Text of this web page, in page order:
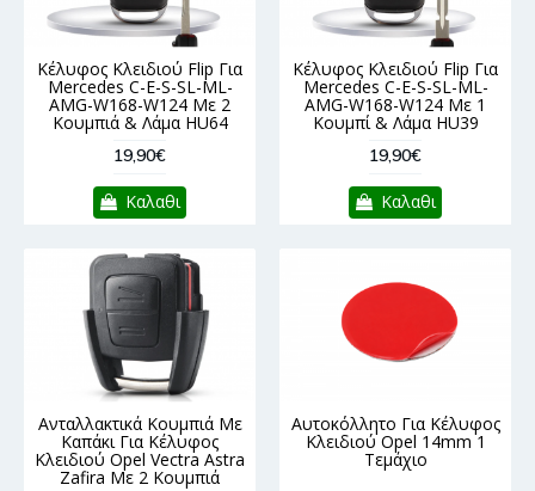
Κέλυφος Κλειδιού Flip Για
Mercedes C-E-S-SL-ML-
AMG-W168-W124 Με 2
Κουμπιά & Λάμα HU64
19,90€
Καλαθι
Κέλυφος Κλειδιού Flip Για
Mercedes C-E-S-SL-ML-
AMG-W168-W124 Με 1
Κουμπί & Λάμα HU39
19,90€
Καλαθι
Ανταλλακτικά Κουμπιά Με
Καπάκι Για Κέλυφος
Κλειδιού Opel Vectra Astra
Zafira Με 2 Κουμπιά
Αυτοκόλλητο Για Κέλυφος
Κλειδιού Opel 14mm 1
Τεμάχιο